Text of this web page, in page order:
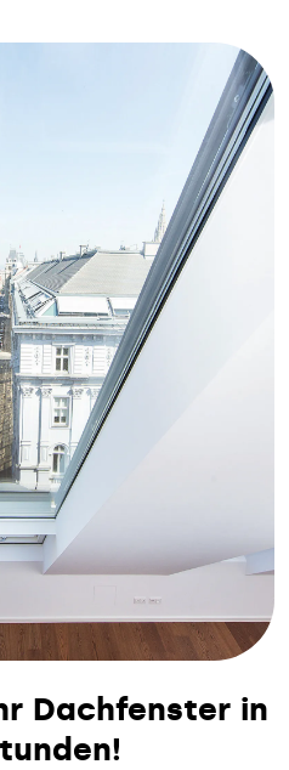
Dachfenster in